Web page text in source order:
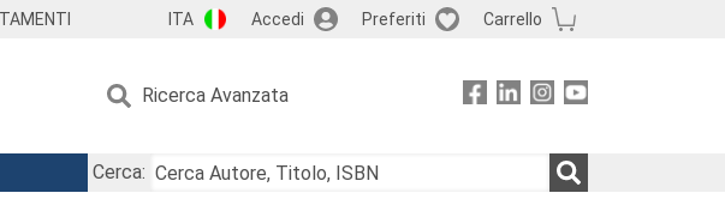
ITA Accedi Preferiti Carrello
Ricerca Avanzata
Cerca: